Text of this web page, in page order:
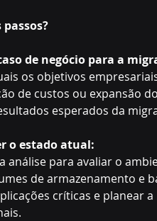
de negócio para a
os objetivos
de custos ou expansão
esperados da
o estado atual:
análise para avaliar o
de armazenamento e
críticas e planear